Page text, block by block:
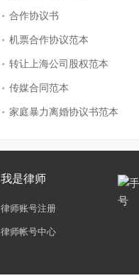
合作协议书
机票合作协议范本
转让上海公司股权范本
传媒合同范本
家庭暴力离婚协议书范本
我是律师
律师账号注册
律师帐号中心